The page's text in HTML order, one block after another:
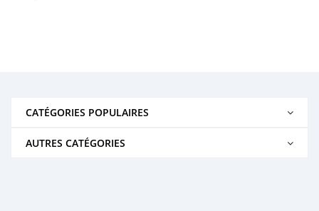
CATÉGORIES POPULAIRES
AUTRES CATÉGORIES